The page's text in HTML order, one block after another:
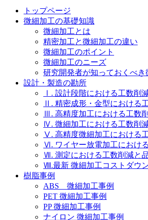
トップページ
微細加工の基礎知識
微細加工とは
精密加工と微細加工の違い
微細加工のポイント
微細加工のニーズ
研究開発者が知っておくべき
設計・製造の勘所
Ⅰ. 設計段階における工数削
Ⅱ. 精密成形・金型における
Ⅲ. 高精度加工における工数
Ⅳ. 微細加工における工数削
Ⅴ. 高精度微細加工における
Ⅵ. ワイヤー放電加工におけ
Ⅶ. 測定における工数削減と
Ⅷ.最新 微細加工コストダウ
樹脂事例
ABS 微細加工事例
PET 微細加工事例
PP 微細加工事例
ナイロン 微細加工事例